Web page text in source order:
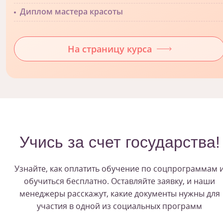
Диплом мастера красоты
На страницу курса
Учись за счет государства!
Узнайте, как оплатить обучение по соцпрограммам
обучиться бесплатно. Оставляйте заявку, и наши
менеджеры расскажут, какие документы нужны для
участия в одной из социальных программ